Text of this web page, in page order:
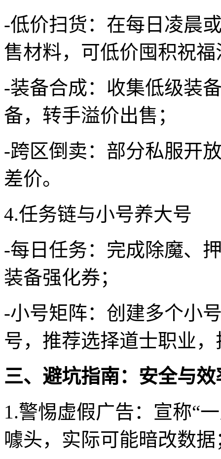
-低价扫货：在每日凌晨
售材料，可低价囤积祝
-装备合成：收集低级装
备，转手溢价出售；
-跨区倒卖：部分私服开
差价。
4.任务链与小号养大号
-每日任务：完成除魔、
装备强化券；
-小号矩阵：创建多个小
号，推荐选择道士职业
三、避坑指南：安全与效
1.警惕虚假广告：宣称“
噱头，实际可能暗改数据